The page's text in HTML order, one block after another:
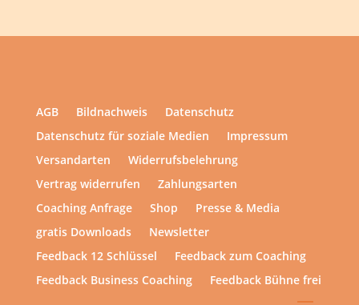
AGB Bildnachweis
Datenschutz
Datenschutz für soziale Medien
Impressum
Versandarten
Widerrufsbelehrung
Vertrag widerrufen
Zahlungsarten
Coaching Anfrage
Shop
Presse & Media
gratis Downloads
Newsletter
Feedback 12 Schlüssel
Feedback zum Coaching
Feedback Business Coaching
Feedback Bühne frei